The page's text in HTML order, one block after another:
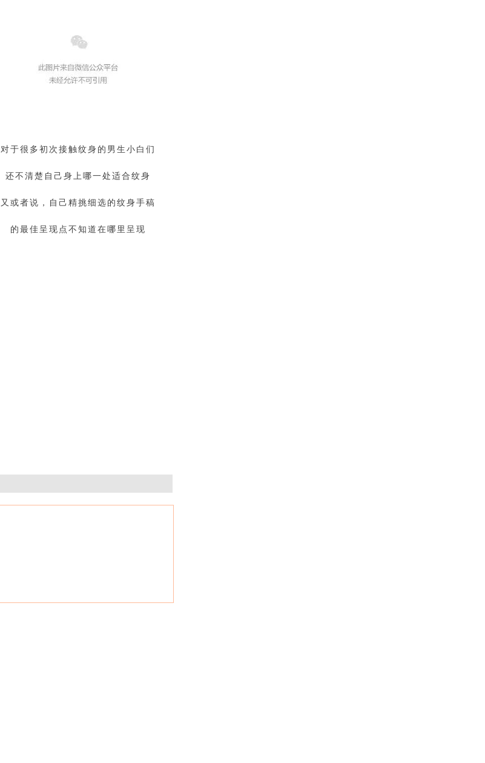
对于很多初次接触纹身的男生小白们
还不清楚自己身上哪一处适合纹身
又或者说，自己精挑细选的纹身手稿
的最佳呈现点不知道在哪里呈现